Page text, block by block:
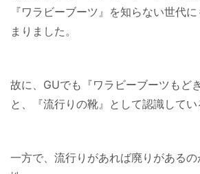
『ワラビーブーツ』を知らない世代
まりました。
故に、GUでも『ワラビーブーツもど
と、『流行りの靴』として認識してい
一方で、流行りがあれば廃りがある